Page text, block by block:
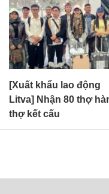
Xuất khẩu lao động
Quốc 2026 tuyển số
lượng lớn thợ hàn, thợ
sơn E7-3